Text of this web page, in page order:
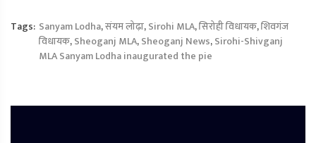
Tags: Sanyam Lodha,संयम लोढ़ा,Sirohi MLA,सिरोही विधायक,शिवगंज
विधायक,Sheoganj MLA,Sheoganj News,Sirohi-Shivganj
MLA Sanyam Lodha inaugurated the pie